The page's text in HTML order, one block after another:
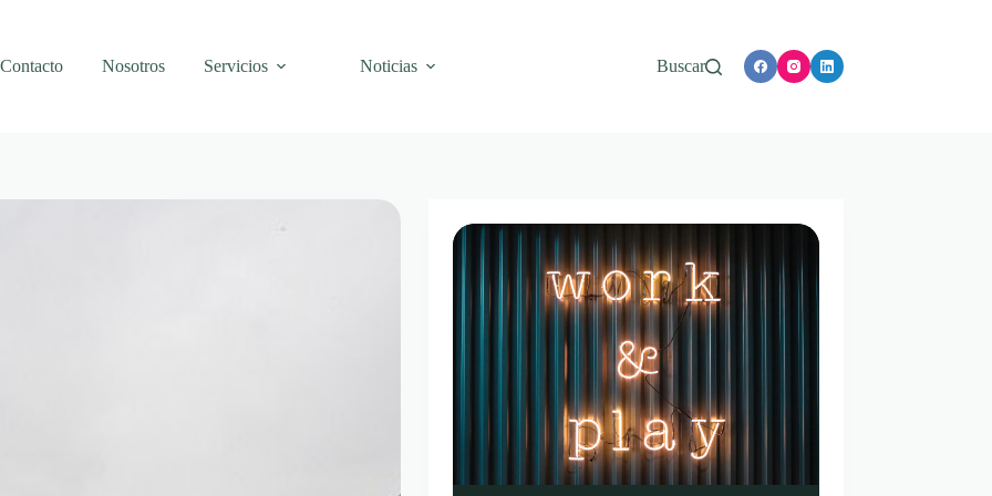
Contacto Nosotros Servicios Noticias Buscar